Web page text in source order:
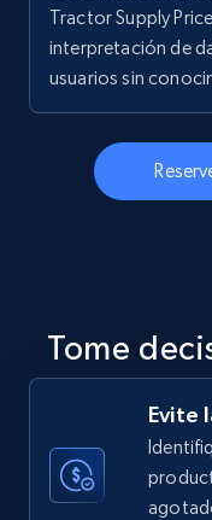
Walmart -
specific
URL, Final price,
Specifications,
using sku
URL, Final price,
Specifications,
Tractor Supply
interpretación de
usuarios sin
Tome
Evite